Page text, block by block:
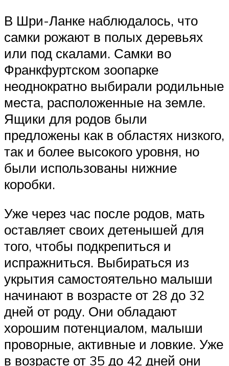
В Шри-Ланке наблюдалось, что
самки рожают в полых деревьях
или под скалами. Самки во
Франкфуртском зоопарке
неоднократно выбирали родильные
места, расположенные на земле.
Ящики для родов были
предложены как в областях низкого,
так и более высокого уровня, но
были использованы нижние
коробки.
Уже через час после родов, мать
оставляет своих детенышей для
того, чтобы подкрепиться и
испражниться. Выбираться из
укрытия самостоятельно малыши
начинают в возрасте от 28 до 32
дней от роду. Они обладают
хорошим потенциалом, малыши
проворные, активные и ловкие. Уже
в возрасте от 35 до 42 дней они